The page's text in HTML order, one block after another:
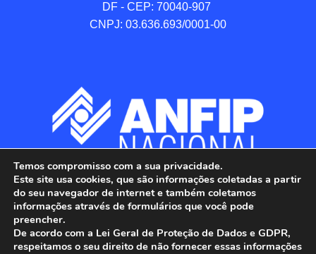
DF - CEP: 70040-907
CNPJ: 03.636.693/0001-00
Temos compromisso com a sua privacidade.
Este site usa cookies, que são informações coletadas a partir
do seu navegador de internet e também coletamos
informações através de formulários que você pode
preencher.
De acordo com a Lei Geral de Proteção de Dados e GDPR,
respeitamos o seu direito de não fornecer essas informações